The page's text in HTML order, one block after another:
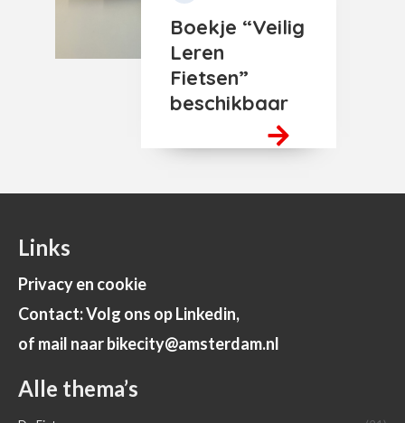
Boekje “Veilig
Leren
Fietsen”
beschikbaar
Links
Privacy en cookie
Contact: Volg ons op Linkedin,
of mail naar bikecity@amsterdam.nl
Alle thema’s